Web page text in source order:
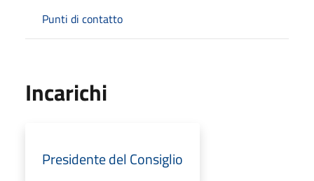
Punti di contatto
Incarichi
Presidente del Consiglio